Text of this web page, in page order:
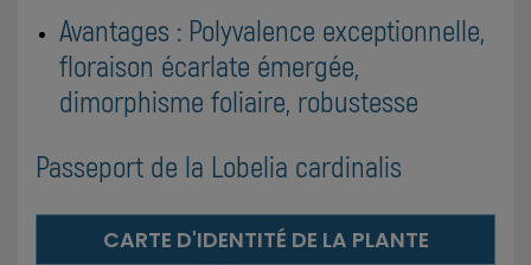
Avantages : Polyvalence exceptionnelle,
floraison écarlate émergée,
dimorphisme foliaire, robustesse
Passeport de la Lobelia cardinalis
CARTE D'IDENTITÉ DE LA PLANTE